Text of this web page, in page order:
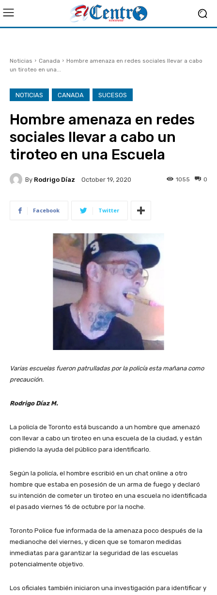
Noticias Canada
Hombre amenaza en redes sociales llevar a cabo
un tiroteo en una...
NOTICIAS CANADA SUCESOS
Hombre amenaza en redes
sociales llevar a cabo un
tiroteo en una Escuela
By Rodrigo Díaz October 19, 2020 0
1055
Facebook Twitter
Varias escuelas fueron patrulladas por la policía esta mañana como
precaución.
Rodrigo Díaz M.
La policía de Toronto está buscando a un hombre que amenazó
con llevar a cabo un tiroteo en una escuela de la ciudad, y están
pidiendo la ayuda del público para identificarlo.
Según la policía, el hombre escribió en un chat online a otro
hombre que estaba en posesión de un arma de fuego y declaró
su intención de cometer un tiroteo en una escuela no identificada
el pasado viernes 16 de octubre por la noche.
Toronto Police fue informada de la amenaza poco después de la
medianoche del viernes, y dicen que se tomaron medidas
inmediatas para garantizar la seguridad de las escuelas
potencialmente objetivo.
Los oficiales también iniciaron una investigación para identificar y